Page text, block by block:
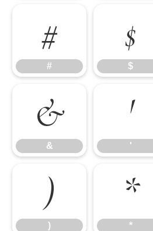
#
#
$
$
&
&
'
'
)
)
*
*